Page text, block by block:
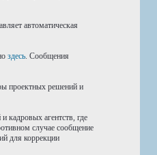
автоматическая
здесь. Сообщения
проектных решений и
кадровых агентств, где
случае сообщение
для коррекции